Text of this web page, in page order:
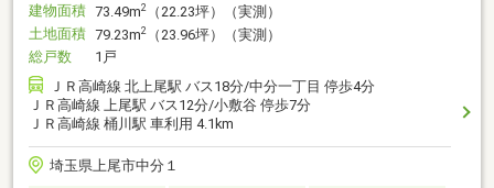
建物面積 73.49m2
（22.23坪）（実測）
土地面積 79.23m2
（23.96坪）（実測）
総戸数
1戸
ＪＲ高崎線 北上尾駅 バス18分/中分一丁目 停歩4分
ＪＲ高崎線 上尾駅 バス12分/小敷谷 停歩7分
ＪＲ高崎線 桶川駅 車利用 4.1km
埼玉県上尾市中分１